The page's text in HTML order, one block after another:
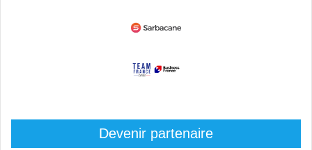
Devenir partenaire